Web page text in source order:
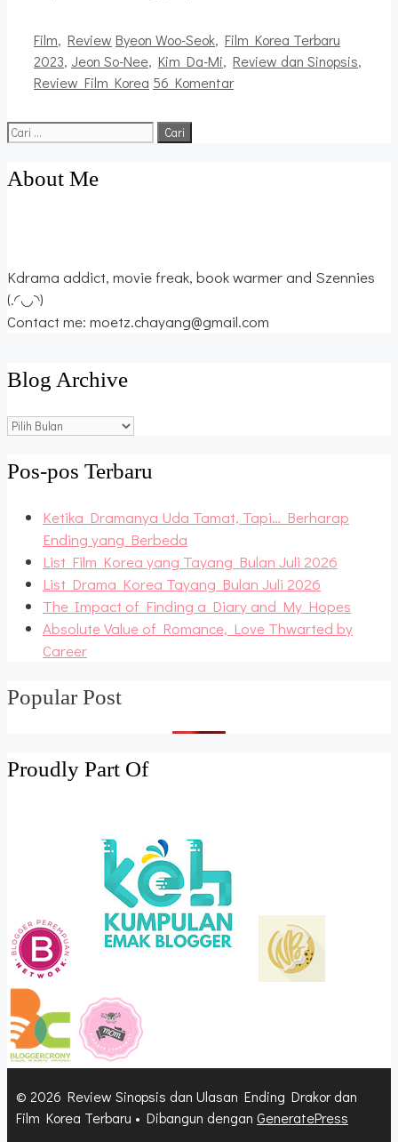
Kategori
Film, Review Tag
Byeon Woo-Seok, Film Korea Terbaru
2023, Jeon So-Nee, Kim Da-Mi, Review dan Sinopsis,
Review Film Korea 56 Komentar
Cari
About Me
Kdrama addict, movie freak, book warmer and Szennies
(.◜◡◝)
Contact me: moetz.chayang@gmail.com
Blog Archive
Blog
Pos-pos Terbaru
Ketika Dramanya Uda Tamat, Tapi… Berharap
Ending yang Berbeda
List Film Korea yang Tayang Bulan Juli 2026
List Drama Korea Tayang Bulan Juli 2026
The Impact of Finding a Diary and My Hopes
Absolute Value of Romance, Love Thwarted by
Career
Popular Post
Proudly Part Of
© 2026 Review Sinopsis dan Ulasan Ending Drakor dan
Film Korea Terbaru • Dibangun dengan GeneratePress